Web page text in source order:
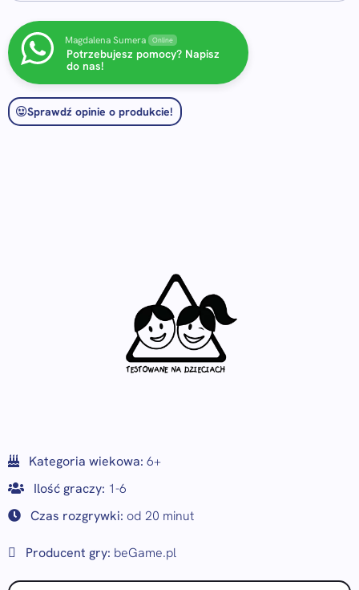
Magdalena Sumera Online
Potrzebujesz pomocy? Napisz
do nas!
Sprawdź opinie o produkcie!
Kategoria wiekowa: 6+
Ilość graczy: 1-6
Czas rozgrywki: od 20 minut
Producent gry: beGame.pl